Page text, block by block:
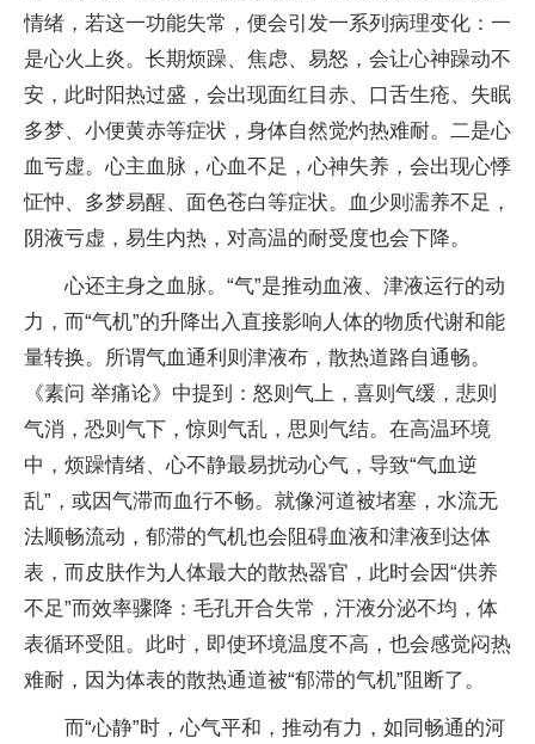
情绪，若这一功能失常，便会引发一系列病理变化：一
是心火上炎。长期烦躁、焦虑、易怒，会让心神躁动不
安，此时阳热过盛，会出现面红目赤、口舌生疮、失眠
多梦、小便黄赤等症状，身体自然觉灼热难耐。二是心
血亏虚。心主血脉，心血不足，心神失养，会出现心悸
怔忡、多梦易醒、面色苍白等症状。血少则濡养不足，
阴液亏虚，易生内热，对高温的耐受度也会下降。
心还主身之血脉。“气”是推动血液、津液运行的动
力，而“气机”的升降出入直接影响人体的物质代谢和能
量转换。所谓气血通利则津液布，散热道路自通畅。
《素问 举痛论》中提到：怒则气上，喜则气缓，悲则
气消，恐则气下，惊则气乱，思则气结。在高温环境
中，烦躁情绪、心不静最易扰动心气，导致“气血逆
乱”，或因气滞而血行不畅。就像河道被堵塞，水流无
法顺畅流动，郁滞的气机也会阻碍血液和津液到达体
表，而皮肤作为人体最大的散热器官，此时会因“供养
不足”而效率骤降：毛孔开合失常，汗液分泌不均，体
表循环受阻。此时，即使环境温度不高，也会感觉闷热
难耐，因为体表的散热通道被“郁滞的气机”阻断了。
而“心静”时，心气平和，推动有力，如同畅通的河